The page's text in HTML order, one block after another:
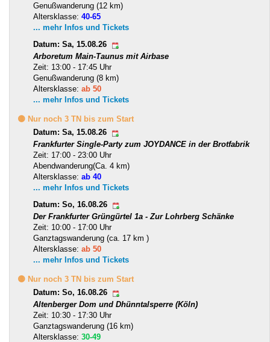
Genußwanderung (12 km)
Altersklasse: 40-65
... mehr Infos und Tickets
Datum: Sa, 15.08.26
Arboretum Main-Taunus mit Airbase
Zeit: 13:00 - 17:45 Uhr
Genußwanderung (8 km)
Altersklasse: ab 50
... mehr Infos und Tickets
🟡 Nur noch 3 TN bis zum Start
Datum: Sa, 15.08.26
Frankfurter Single-Party zum JOYDANCE in der Brotfabrik
Zeit: 17:00 - 23:00 Uhr
Abendwanderung(Ca. 4 km)
Altersklasse: ab 40
... mehr Infos und Tickets
Datum: So, 16.08.26
Der Frankfurter Grüngürtel 1a - Zur Lohrberg Schänke
Zeit: 10:00 - 17:00 Uhr
Ganztagswanderung (ca. 17 km )
Altersklasse: ab 50
... mehr Infos und Tickets
🟡 Nur noch 3 TN bis zum Start
Datum: So, 16.08.26
Altenberger Dom und Dhünntalsperre (Köln)
Zeit: 10:30 - 17:30 Uhr
Ganztagswanderung (16 km)
Altersklasse: 30-49